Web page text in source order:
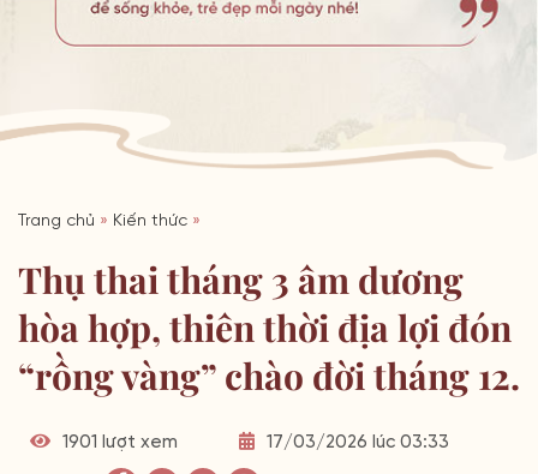
Trang chủ » Kiến thức »
Thụ thai tháng 3 âm dương
hòa hợp, thiên thời địa lợi đón
“rồng vàng” chào đời tháng 12.
1901 lượt xem 17/03/2026 lúc 03:33